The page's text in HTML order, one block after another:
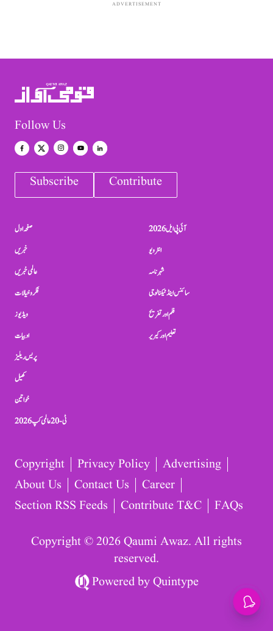
ADVERTISEMENT
Follow Us
Subscribe Contribute
صفحہ اول
خبریں
عالمی خبریں
فکر و خیالات
ویڈیوز
ادبیات
پریس ریلیز
کھیل
خواتین
ٹی-20 عالمی کپ 2026
آئی پی ایل 2026
انٹرویو
شہرنامہ
سائنس اینڈ ٹیکنالوجی
فلم اور تفریح
تعلیم اور کیریر
Copyright Privacy Policy
Advertising
About Us
Contact Us
Career
Section RSS Feeds
Contribute T&C FAQs
Copyright © 2026 Qaumi Awaz. All rights
reserved.
Powered byQuintype